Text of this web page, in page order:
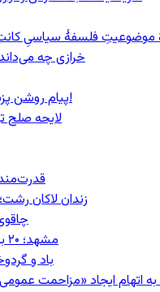
موضوعیتِ فلسفهٔ سیاسیِ کانت
خرازی چه
پیام روشن پزشکیان در گفت‌و‌گوی تصویری با مرد نامرئی: من هستم!
لایحه صلح
زندان لاکان
مشهد؛ ۲۰ برابر شدن پلمب واحدهای صنفی نسبت به سال گذشته
باد و
اتهام ایجاد «مزاحمت عمومی» برای